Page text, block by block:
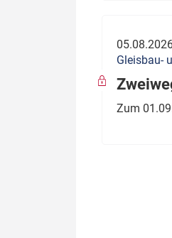
Gleisbau-
Zum